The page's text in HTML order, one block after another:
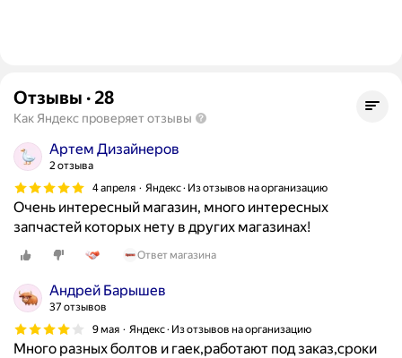
Отзывы · 28
Как Яндекс проверяет отзывы
Артем Дизайнеров
2 отзыва
4 апреля
Яндекс · Из отзывов на организацию
Очень интересный магазин, много интересных
запчастей которых нету в других магазинах!
Ответ магазина
Андрей Барышев
37 отзывов
9 мая
Яндекс · Из отзывов на организацию
Много разных болтов и гаек,работают под заказ,сроки